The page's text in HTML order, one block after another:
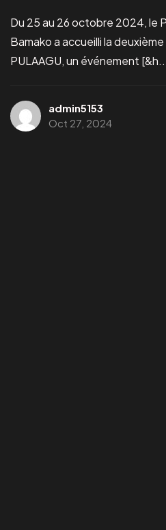
Du 25 au 26 octobre 2024, le
Bamako a accueilli la
PULAAGU, un événement
admin5153
Oct 27, 2024